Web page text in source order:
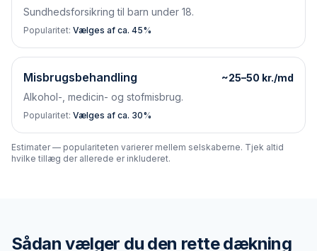
Sundhedsforsikring til barn under 18.
Popularitet: Vælges af ca. 45%
Misbrugsbehandling
~25–50 kr./md
Alkohol-, medicin- og stofmisbrug.
Popularitet: Vælges af ca. 30%
Estimater — populariteten varierer mellem selskaberne. Tjek altid
hvilke tillæg der allerede er inkluderet.
Sådan vælger du den rette dækning